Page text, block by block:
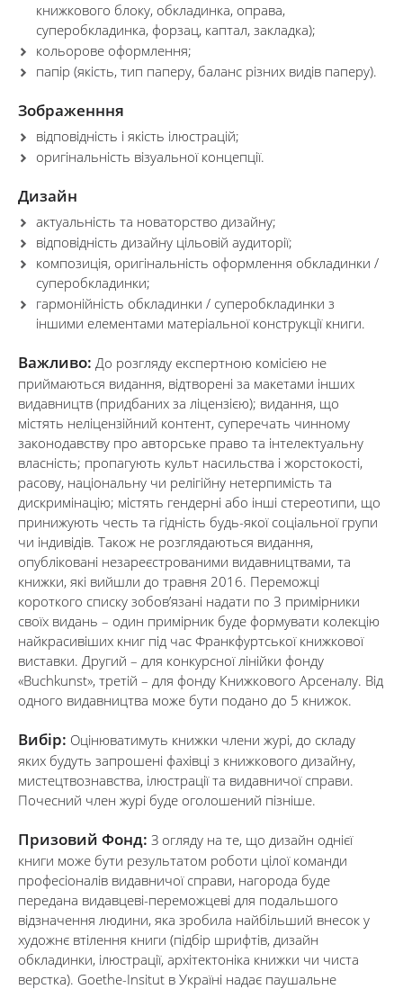
книжкового блоку, обкладинка, оправа,
суперобкладинка, форзац, каптал, закладка);
кольорове оформлення;
папір (якість, тип паперу, баланс різних видів паперу).
Зображенння
відповідність і якість ілюстрацій;
оригінальність візуальної концепції.
Дизайн
актуальність та новаторство дизайну;
відповідність дизайну цільовій аудиторії;
композиція, оригінальність оформлення обкладинки /
суперобкладинки;
гармонійність обкладинки / суперобкладинки з
іншими елементами матеріальної конструкції книги.
Важливо: До розгляду експертною комісією не
приймаються видання, відтворені за макетами інших
видавництв (придбаних за ліцензією); видання, що
містять неліцензійний контент, суперечать чинному
законодавству про авторське право та інтелектуальну
власність; пропагують культ насильства і жорстокості,
расову, національну чи релігійну нетерпимість та
дискримінацію; містять гендерні або інші стереотипи, що
принижують честь та гідність будь-якої соціальної групи
чи індивідів. Також не розглядаються видання,
опубліковані незареєстрованими видавництвами, та
книжки, які вийшли до травня 2016. Переможці
короткого списку зобов’язані надати по 3 примірники
своїх видань – один примірник буде формувати колекцію
найкрасивіших книг під час Франкфуртської книжкової
виставки. Другий – для конкурсної лінійки фонду
«Buchkunst», третій – для фонду Книжкового Арсеналу. Від
одного видавництва може бути подано до 5 книжок.
Вибір: Оцінюватимуть книжки члени журі, до складу
яких будуть запрошені фахівці з книжкового дизайну,
мистецтвознавства, ілюстрації та видавничої справи.
Почесний член журі буде оголошений пізніше.
Призовий Фонд: З огляду на те, що дизайн однієї
книги може бути результатом роботи цілої команди
професіоналів видавничої справи, нагорода буде
передана видавцеві-переможцеві для подальшого
відзначення людини, яка зробила найбільший внесок у
художнє втілення книги (підбір шрифтів, дизайн
обкладинки, ілюстрації, архітектоніка книжки чи чиста
верстка). Goethe-Insitut в Україні надає паушальне